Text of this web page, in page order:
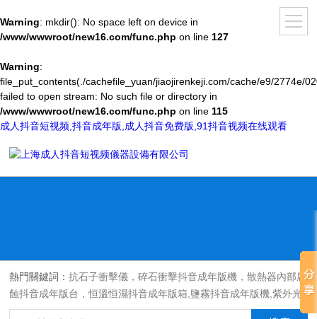
Warning: mkdir(): No space left on device in
/www/wwwroot/new16.com/func.php on line 127
Warning:
file_put_contents(./cachefile_yuan/jiaojirenkeji.com/cache/e9/2774e/
failed to open stream: No such file or directory in
/www/wwwroot/new16.com/func.php on line 115
成人抖音短视频,抖音成年版,成人抖音免费版,91抖音视频在线观看
熱門關鍵詞：抗石子衝擊儀，碎石衝擊抖音成年版機，散熱器內部腐
蝕抖音成年版台，恒溫恒濕抖音成年版箱,鹽霧抖音成年版機,紫外光
耐氣候老化抖音成年版箱,氙燈老化抖音成年版箱，沙塵抖音成年版